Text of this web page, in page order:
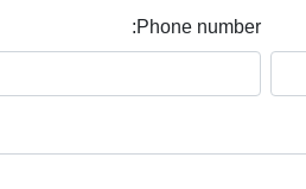
Phone number: